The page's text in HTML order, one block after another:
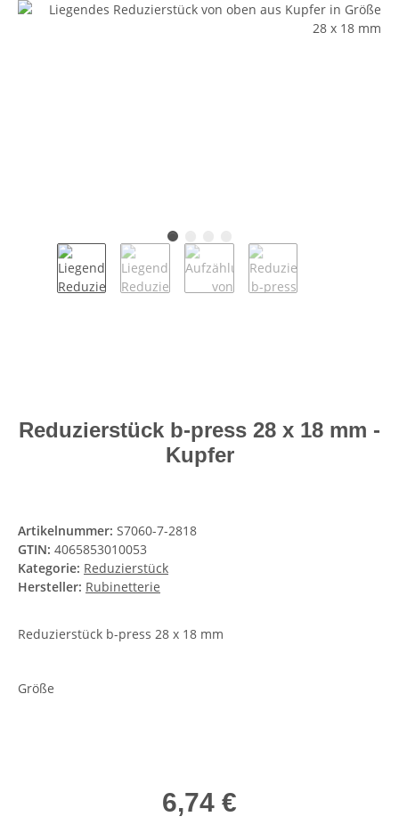
Reduzierstück b-press 28 x 18 mm -
Kupfer
Artikelnummer: S7060-7-2818
GTIN: 4065853010053
Kategorie: Reduzierstück
Hersteller: Rubinetterie
Reduzierstück b-press 28 x 18 mm
Größe
6,74 €